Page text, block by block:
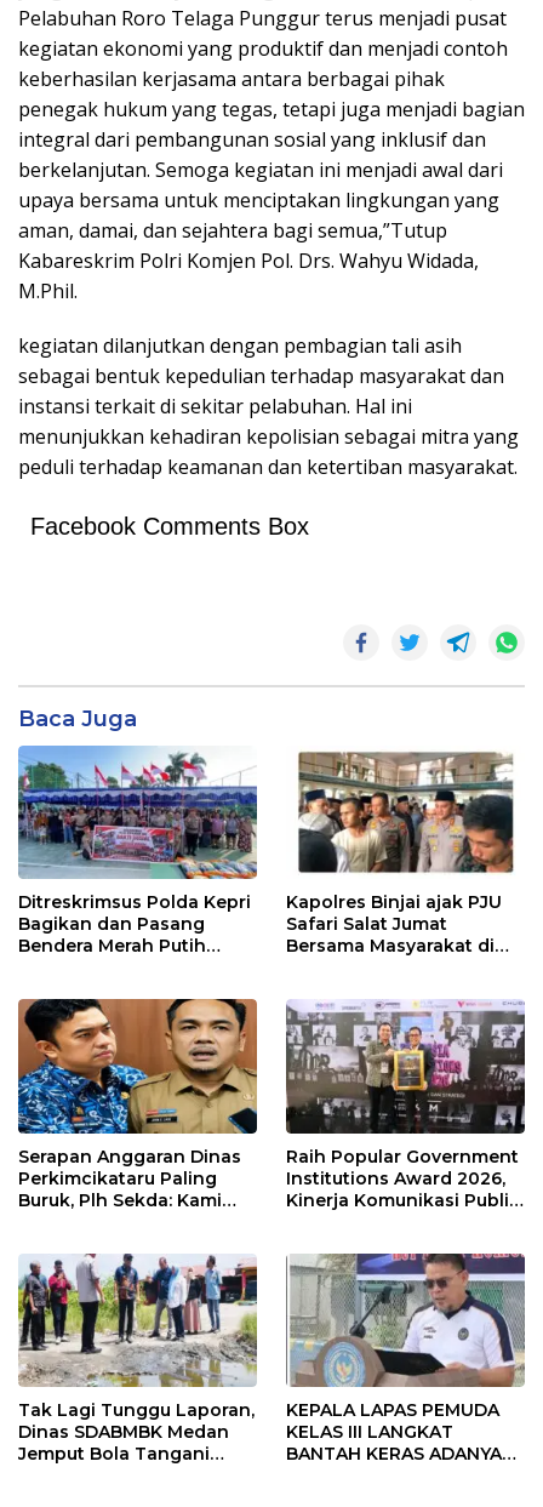
Pelabuhan Roro Telaga Punggur terus menjadi pusat
kegiatan ekonomi yang produktif dan menjadi contoh
keberhasilan kerjasama antara berbagai pihak
penegak hukum yang tegas, tetapi juga menjadi bagian
integral dari pembangunan sosial yang inklusif dan
berkelanjutan. Semoga kegiatan ini menjadi awal dari
upaya bersama untuk menciptakan lingkungan yang
aman, damai, dan sejahtera bagi semua,”Tutup
Kabareskrim Polri Komjen Pol. Drs. Wahyu Widada,
M.Phil.
kegiatan dilanjutkan dengan pembagian tali asih
sebagai bentuk kepedulian terhadap masyarakat dan
instansi terkait di sekitar pelabuhan. Hal ini
menunjukkan kehadiran kepolisian sebagai mitra yang
peduli terhadap keamanan dan ketertiban masyarakat.
Facebook Comments Box
Baca Juga
Ditreskrimsus Polda Kepri
Bagikan dan Pasang
Bendera Merah Putih
Kebangsaan.
Kapolres Binjai ajak PJU
Safari Salat Jumat
Bersama Masyarakat di
Serapan Anggaran Dinas
Perkimcikataru Paling
Buruk, Plh Sekda: Kami
Raih Popular Government
Institutions Award 2026,
Kinerja Komunikasi Publik
Tak Lagi Tunggu Laporan,
Dinas SDABMBK Medan
Jemput Bola Tangani
KEPALA LAPAS PEMUDA
KELAS III LANGKAT
BANTAH KERAS ADANYA